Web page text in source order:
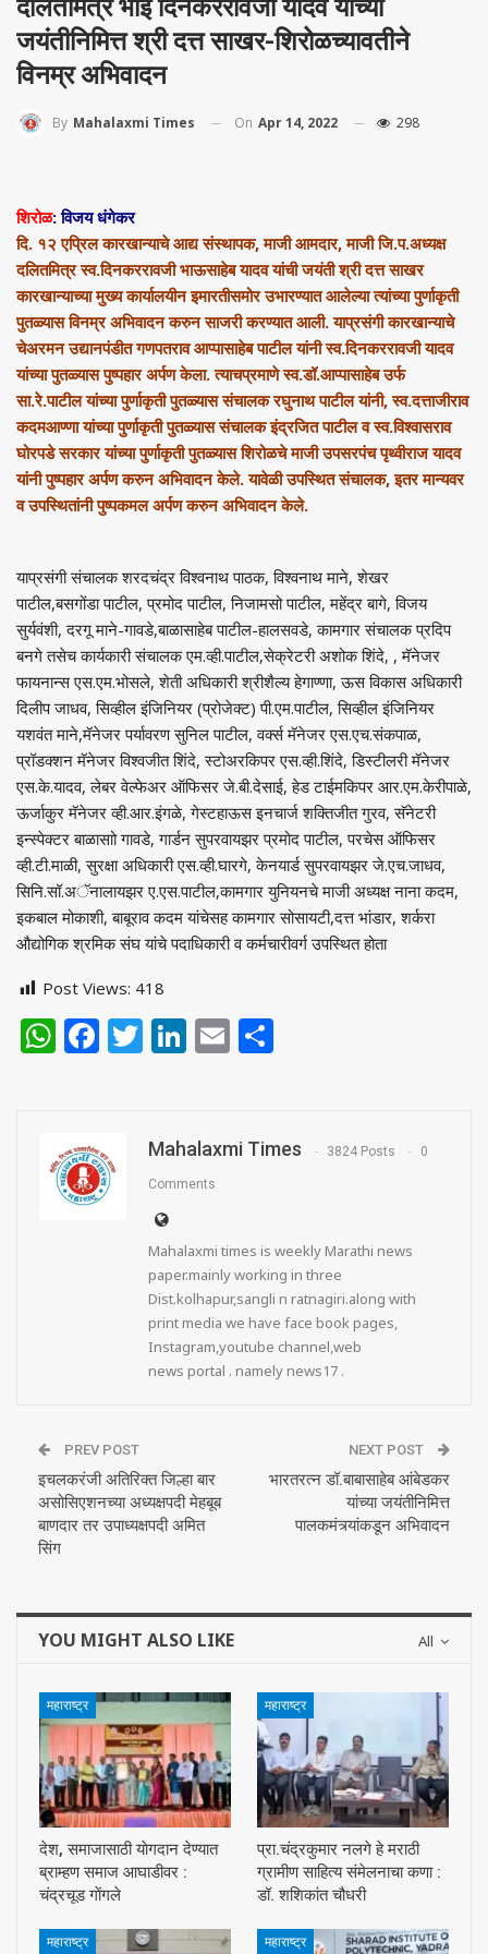
दलितमित्र भाई दिनकररावजी यादव यांच्या
जयंतीनिमित्त श्री दत्त साखर-शिरोळच्यावतीने
विनम्र अभिवादन
By Mahalaxmi Times On Apr 14, 2022 298
शिरोळ: विजय धंगेकर
दि. १२ एप्रिल कारखान्याचे आद्य संस्थापक, माजी आमदार, माजी जि.प.अध्यक्ष
दलितमित्र स्व.दिनकररावजी भाऊसाहेब यादव यांची जयंती श्री दत्त साखर
कारखान्याच्या मुख्य कार्यालयीन इमारतीसमोर उभारण्यात आलेल्या त्यांच्या पुर्णाकृती
पुतळ्यास विनम्र अभिवादन करुन साजरी करण्यात आली. याप्रसंगी कारखान्याचे
चेअरमन उद्यानपंडीत गणपतराव आप्पासाहेब पाटील यांनी स्व.दिनकररावजी यादव
यांच्या पुतळ्यास पुष्पहार अर्पण केला. त्याचप्रमाणे स्व.डॉ.आप्पासाहेब उर्फ
सा.रे.पाटील यांच्या पुर्णाकृती पुतळ्यास संचालक रघुनाथ पाटील यांनी, स्व.दत्ताजीराव
कदमआण्णा यांच्या पुर्णाकृती पुतळ्यास संचालक इंद्रजित पाटील व स्व.विश्वासराव
घोरपडे सरकार यांच्या पुर्णाकृती पुतळ्यास शिरोळचे माजी उपसरपंच पृथ्वीराज यादव
यांनी पुष्पहार अर्पण करुन अभिवादन केले. यावेळी उपस्थित संचालक, इतर मान्यवर
व उपस्थितांनी पुष्पकमल अर्पण करुन अभिवादन केले.
याप्रसंगी संचालक शरदचंद्र विश्वनाथ पाठक, विश्वनाथ माने, शेखर
पाटील,बसगोंडा पाटील, प्रमोद पाटील, निजामसो पाटील, महेंद्र बागे, विजय
सुर्यवंशी, दरगू माने-गावडे,बाळासाहेब पाटील-हालसवडे, कामगार संचालक प्रदिप
बनगे तसेच कार्यकारी संचालक एम.व्ही.पाटील,सेक्रेटरी अशोक शिंदे, , मॅनेजर
फायनान्स एस.एम.भोसले, शेती अधिकारी श्रीशैल्य हेगाण्णा, ऊस विकास अधिकारी
दिलीप जाधव, सिव्हील इंजिनियर (प्रोजेक्ट) पी.एम.पाटील, सिव्हील इंजिनियर
यशवंत माने,मॅनेजर पर्यावरण सुनिल पाटील, वर्क्स मॅनेजर एस.एच.संकपाळ,
प्रॉडक्शन मॅनेजर विश्वजीत शिंदे, स्टोअरकिपर एस.व्ही.शिंदे, डिस्टीलरी मॅनेजर
एस.के.यादव, लेबर वेल्फेअर ऑफिसर जे.बी.देसाई, हेड टाईमकिपर आर.एम.केरीपाळे,
ऊर्जाकुर मॅनेजर व्ही.आर.इंगळे, गेस्टहाऊस इनचार्ज शक्तिजीत गुरव, सॅनेटरी
इन्स्पेक्टर बाळासाो गावडे, गार्डन सुपरवायझर प्रमोद पाटील, परचेस ऑफिसर
व्ही.टी.माळी, सुरक्षा अधिकारी एस.व्ही.घारगे, केनयार्ड सुपरवायझर जे.एच.जाधव,
सिनि.सॉ.अॅनालायझर ए.एस.पाटील,कामगार युनियनचे माजी अध्यक्ष नाना कदम,
इकबाल मोकाशी, बाबूराव कदम यांचेसह कामगार सोसायटी,दत्त भांडार, शर्करा
औद्योगिक श्रमिक संघ यांचे पदाधिकारी व कर्मचारीवर्ग उपस्थित होता
Post Views: 418
WhatsApp
Facebook
Twitter
LinkedIn
Email
Mahalaxmi Times 3824 Posts 0
Comments
Mahalaxmi times is weekly Marathi news
paper.mainly working in three
Dist.kolhapur,sangli n ratnagiri.along with
print media we have face book pages,
Instagram,youtube channel,web
news portal . namely news17 .
PREV POST
इचलकरंजी अतिरिक्त जिल्हा बार
असोसिएशनच्या अध्यक्षपदी मेहबूब
बाणदार तर उपाध्यक्षपदी अमित
सिंग
NEXT POST
भारतरत्न डॉ.बाबासाहेब आंबेडकर
यांच्या जयंतीनिमित्त
पालकमंत्र्यांकडून अभिवादन
All
YOU MIGHT ALSO LIKE
महाराष्ट्र
देश, समाजासाठी याेगदान देण्यात
ब्राम्हण समाज आघाडीवर :
चंद्रचूड गाेंगले
महाराष्ट्र
प्रा.चंद्रकुमार नलगे हे मराठी
ग्रामीण साहित्य संमेलनाचा कणा :
डॉ. शशिकांत चौधरी
महाराष्ट्र महाराष्ट्र